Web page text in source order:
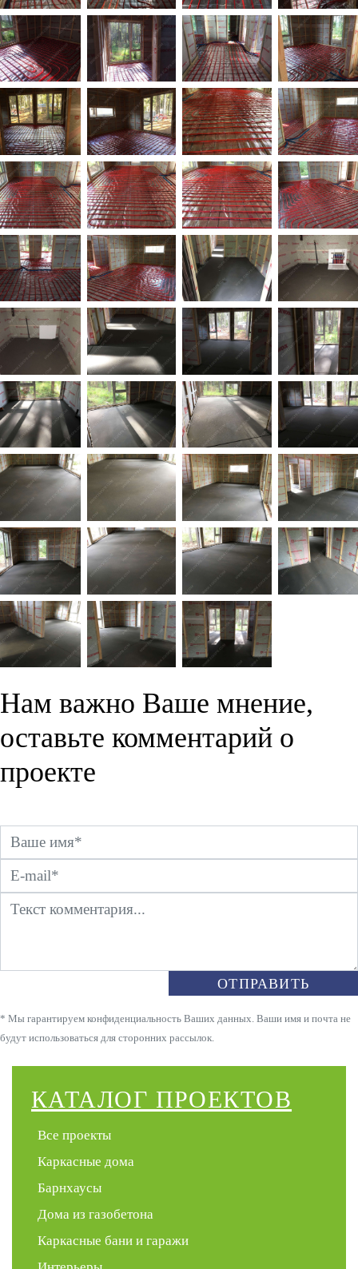
Нам важно Ваше мнение,
оставьте комментарий о
проекте
ОТПРАВИТЬ
* Мы гарантируем конфиденциальность Ваших данных. Ваши имя и почта не
будут использоваться для сторонних рассылок.
КАТАЛОГ ПРОЕКТОВ
Все проекты
Каркасные дома
Барнхаусы
Дома из газобетона
Каркасные бани и гаражи